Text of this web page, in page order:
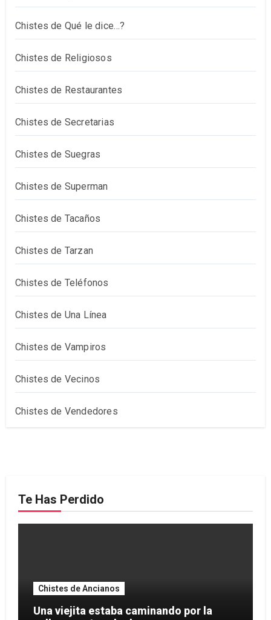
Chistes de Qué le dice…?
Chistes de Religiosos
Chistes de Restaurantes
Chistes de Secretarias
Chistes de Suegras
Chistes de Superman
Chistes de Tacaños
Chistes de Tarzan
Chistes de Teléfonos
Chistes de Una Línea
Chistes de Vampiros
Chistes de Vecinos
Chistes de Vendedores
Te Has Perdido
Chistes de Ancianos
Una viejita estaba caminando por la